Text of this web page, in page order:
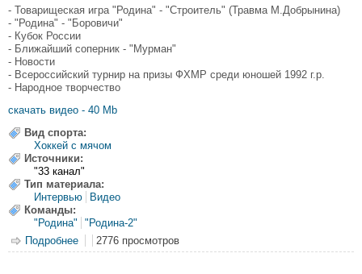
- Товарищеская игра "Родина" - "Строитель" (Травма М.Добрынина)
- "Родина" - "Боровичи"
- Кубок России
- Ближайший соперник - "Мурман"
- Новости
- Всероссийский турнир на призы ФХМР среди юношей 1992 г.р.
- Народное творчество
скачать видео - 40 Mb
Вид спорта:
Хоккей с мячом
Источники:
"33 канал"
Тип материала:
Интервью
Видео
Команды:
"Родина"
"Родина-2"
Подробнее о "Родная команда" (от 12.11.2008)
2776 просмотров